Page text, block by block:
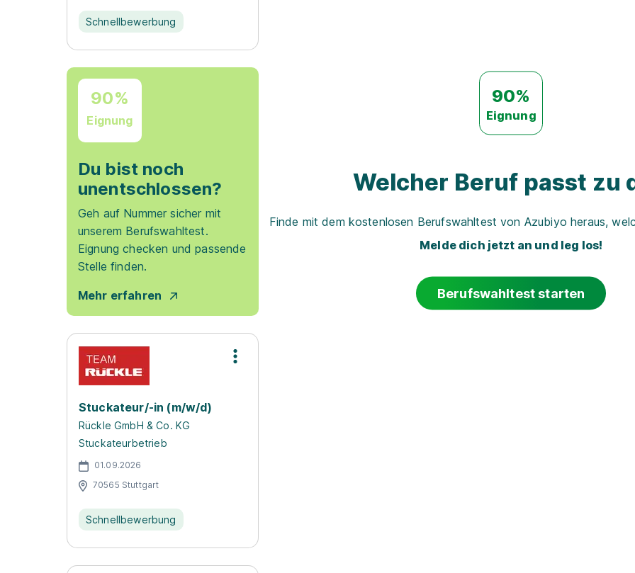
Schnellbewerbung
90%
Eignung
Du bist noch
unentschlossen?
Geh auf Nummer sicher mit
unserem Berufswahltest.
Eignung checken und passende
Stelle finden.
Mehr erfahren
Stuckateur/-in (m/w/d)
Rückle GmbH & Co. KG
Stuckateurbetrieb
01.09.2026
70565 Stuttgart
Schnellbewerbung
90%
Eignung
Welcher Beruf passt zu
Finde mit dem kostenlosen Berufswahltest von Azubiyo heraus,
Melde dich jetzt an und leg los!
Berufswahltest starten